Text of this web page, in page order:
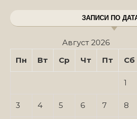
ЗАПИСИ ПО
Август 2026
Пн
Вт Ср Чт Пт Сб
1
3 4 5 6 7 8